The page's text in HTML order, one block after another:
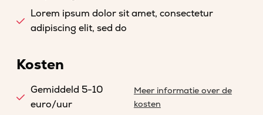
Lorem ipsum dolor sit amet, consectetur
adipiscing elit, sed do
Kosten
Gemiddeld 5-10
euro/uur
Meer informatie over de
kosten